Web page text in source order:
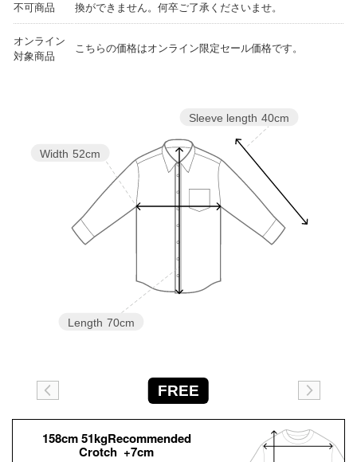
不可商品
換ができません。何卒ご了承くださいませ。
オンライン
対象商品
こちらの価格はオンライン限定セール価格です。
Sleeve length 40cm
Length 70cm
Width 52cm
FREE
158cm 51kgRecommended
Crotch +7cm